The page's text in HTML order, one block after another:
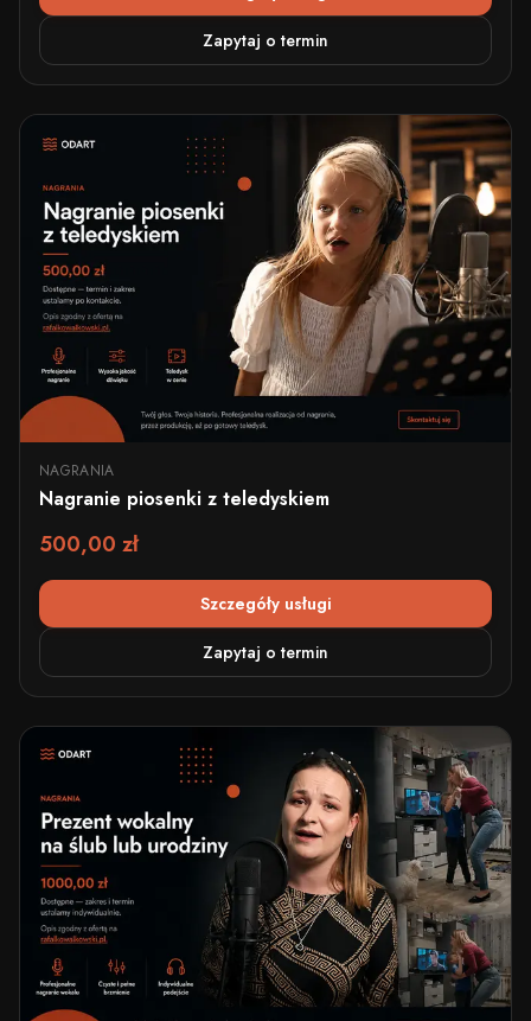
Zapytaj o termin
NAGRANIA
Nagranie piosenki z teledyskiem
500,00 zł
Szczegóły usługi
Zapytaj o termin